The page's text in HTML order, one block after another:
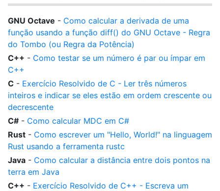
GNU Octave - Como calcular a derivada de uma
função usando a função diff() do GNU Octave - Regra
do Tombo (ou Regra da Potência)
C++ - Como testar se um número é par ou ímpar em
C++
C - Exercício Resolvido de C - Ler três números
inteiros e indicar se eles estão em ordem crescente ou
decrescente
C# - Como calcular MDC em C#
Rust - Como escrever um "Hello, World!" na linguagem
Rust usando a ferramenta rustc
Java - Como calcular a distância entre dois pontos na
terra em Java
C++ - Exercício Resolvido de C++ - Escreva um